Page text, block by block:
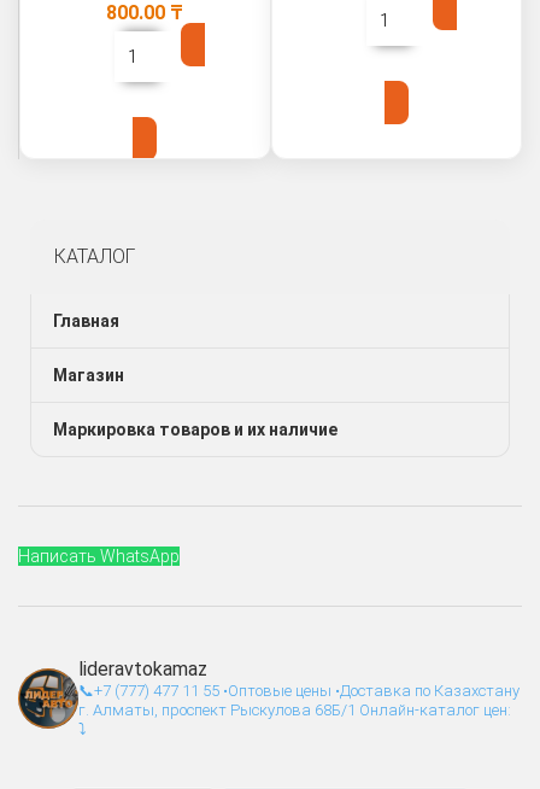
КАТАЛОГ
Главная
Магазин
Маркировка товаров и их наличие
Написать WhatsApp
lideravtokamaz
📞+7 (777) 477 11 55 •Оптовые цены •Доставка по Казахстану
г. Алматы, проспект Рыскулова 68Б/1 Онлайн-каталог цен:
⤵️
800.00 ₸